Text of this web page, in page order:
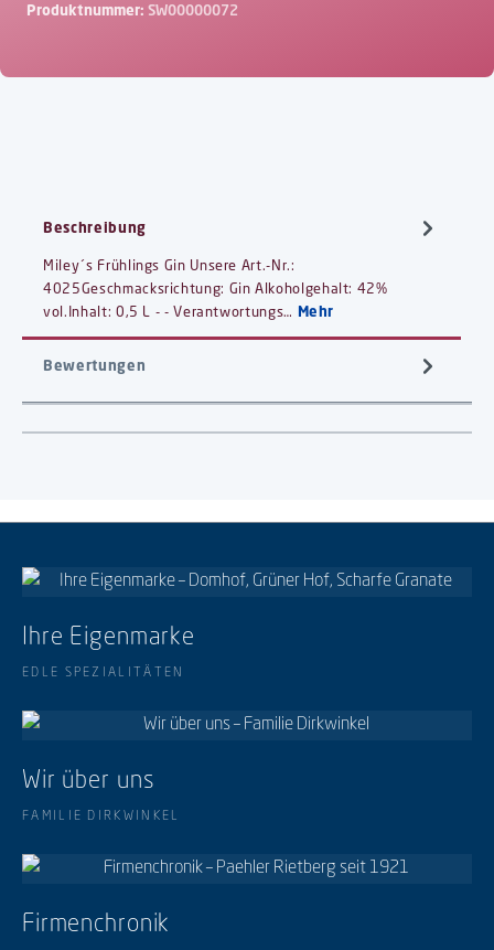
Produktnummer: SW00000072
Beschreibung
Miley´s Frühlings Gin Unsere Art.-Nr.:
4025Geschmacksrichtung: Gin Alkoholgehalt: 42%
vol.Inhalt: 0,5 L - - Verantwortungs…
Mehr
Bewertungen
Ihre Eigenmarke
EDLE SPEZIALITÄTEN
Wir über uns
FAMILIE DIRKWINKEL
Firmenchronik